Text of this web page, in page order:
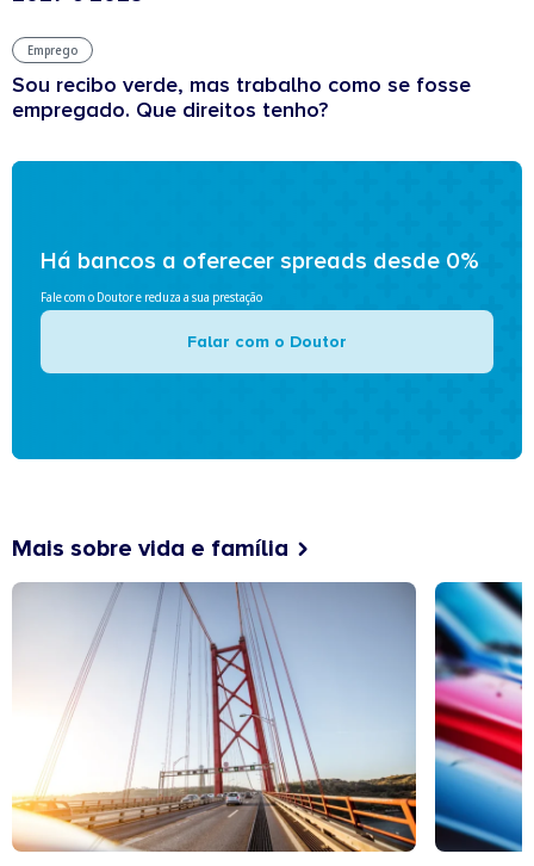
Emprego
Sou recibo verde, mas trabalho como se fosse
empregado. Que direitos tenho?
Há bancos a oferecer spreads desde 0%
Fale com o Doutor e reduza a sua prestação
Falar com o Doutor
Mais sobre vida e família